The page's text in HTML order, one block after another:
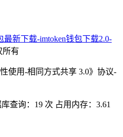
最新下载-imtoken钱包下载2.0-
所有
使用-相同方式共享 3.0》协议-
查询：19 次 占用内存：3.61